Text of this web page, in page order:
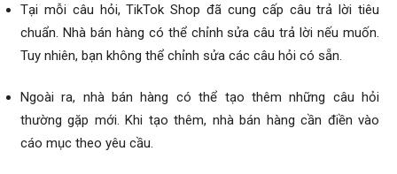
Tại mỗi câu hỏi, TikTok Shop đã cung cấp câu trả lời tiêu
chuẩn. Nhà bán hàng có thể chỉnh sửa câu trả lời nếu muốn.
Tuy nhiên, bạn không thể chỉnh sửa các câu hỏi có sẵn.
Ngoài ra, nhà bán hàng có thể tạo thêm những câu hỏi
thường gặp mới. Khi tạo thêm, nhà bán hàng cần điền vào
cáo mục theo yêu cầu.